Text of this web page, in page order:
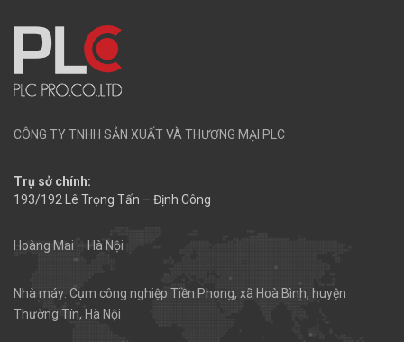
CÔNG TY TNHH SẢN XUẤT VÀ THƯƠNG MẠI PLC
Trụ sở chính:
193/192 Lê Trọng Tấn – Định Công
Hoàng Mai – Hà Nội
Nhà máy: Cụm công nghiệp Tiền Phong, xã Hoà Bình, huyện
Thường Tín, Hà Nội